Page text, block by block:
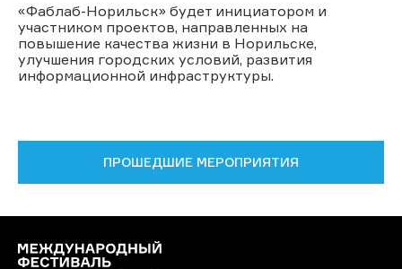
«Фаблаб-Норильск» будет инициатором и
участником проектов, направленных на
повышение качества жизни в Норильске,
улучшения городских условий, развития
информационной инфраструктуры.
ПРОШЕДШИЕ МЕРОПРИЯТИЯ